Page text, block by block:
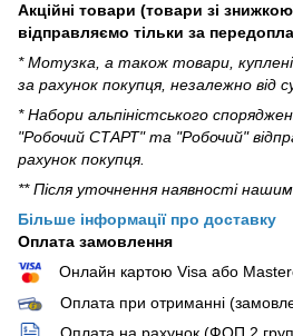
Акційні товари (товари зі
відправляємо тільки за
* Мотузка, а також товари, куплені
за рахунок покупця, незалежно від
* Набори альпіністського
"Робочий СТАРТ" та "Робочий"
рахунок покупця.
** Після уточнення наявності
Більше інформації про доставку
Оплата замовлення
Онлайн картою Visa або
Оплата при отриманні